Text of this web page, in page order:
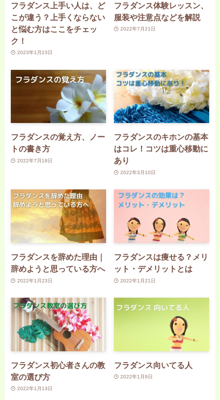
フラダンス上手い人は、ど
こが違う？上手くならない
と悩む方はここをチェッ
ク！
2023年1月23日
フラダンス体験レッスン、
服装や注意点などを解説
2022年7月21日
フラダンスの覚え方、ノー
トの書き方
2022年7月18日
フラダンスのキホンの基本
はコレ！コツは重心移動に
あり
2022年3月10日
フラダンスを辞めた理由｜
辞めようと思っている方へ
2022年1月23日
フラダンスは痩せる？メリ
ット・デメリットとは
2022年1月21日
フラダンス初心者さんの教
室の選び方
2022年1月13日
フラダンス向いてる人
2022年1月9日